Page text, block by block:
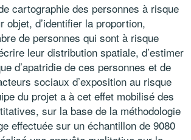
cartographie des personnes à risque
objet, d’identifier la proportion,
de personnes qui sont à risque
leur distribution spatiale, d’estimer
d’apatridie de ces personnes et de
sociaux d’exposition au risque
du projet a à cet effet mobilisé des
sur la base de la méthodologie
effectuée sur un échantillon de 9080